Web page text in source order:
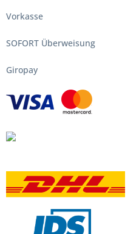
Vorkasse
SOFORT Überweisung
Giropay